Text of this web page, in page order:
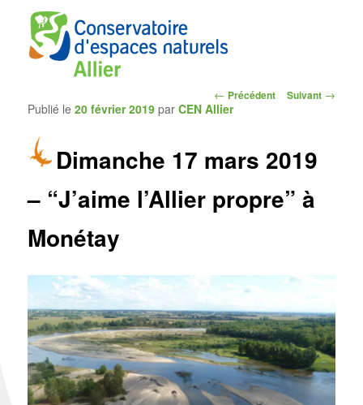
CEN Allier
Navigation
des
← Précédent Suivant →
Dimanche 17 mars 2019
– “J’aime l’Allier propre” à
Monétay
Publié le20 février 2019 parCEN Allier